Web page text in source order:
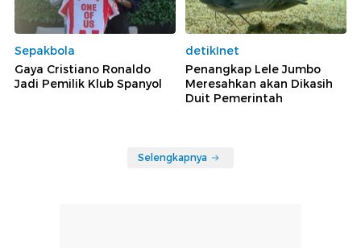
Sepakbola
Gaya Cristiano Ronaldo
Jadi Pemilik Klub Spanyol
detikInet
Penangkap Lele Jumbo
Meresahkan akan Dikasih
Duit Pemerintah
Selengkapnya